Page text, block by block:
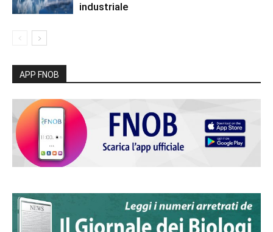
industriale
APP FNOB